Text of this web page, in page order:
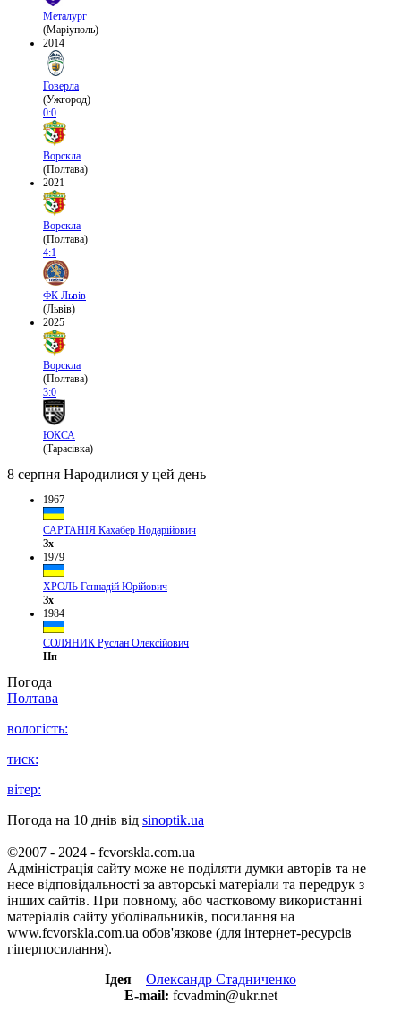
Металург
(Маріуполь)
2014
Говерла
(Ужгород)
0:0
Ворскла
(Полтава)
2021
Ворскла
(Полтава)
4:1
ФК Львів
(Львів)
2025
Ворскла
(Полтава)
3:0
ЮКСА
(Тарасівка)
8 серпня Народилися у цей день
1967
САРТАНІЯ Кахабер Нодарійович
Зх
1979
ХРОЛЬ Геннадій Юрійович
Зх
1984
СОЛЯНИК Руслан Олексійович
Нп
Погода
Полтава
вологість:
тиск:
вітер:
Погода на 10 днів від sinoptik.ua
©2007 - 2024 - fcvorskla.com.ua
Адміністрація сайту може не поділяти думки авторів та не
несе відповідальності за авторські матеріали та передрук з
інших сайтів. При повному, або частковому використанні
матеріалів сайту уболівальників, посилання на
www.fcvorskla.com.ua обов'язкове (для інтернет-ресурсів
гіперпосилання).
Ідея – Олександр Стадниченко
E-mail: fcvadmin@ukr.net